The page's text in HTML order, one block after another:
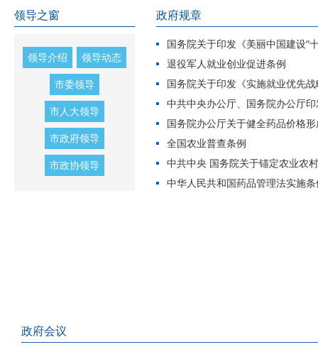
走进德令哈
领导之窗
领导介绍
领导动态
市委领导
市人大领导
市政府领导
市政协领导
政府规章
国务院关于印发《美丽中国建设“
退役军人就业创业促进条例
国务院关于印发《实施就业优先战
中共中央办公厅、国务院办公厅
国务院办公厅关于健全药品价格
全国农业普查条例
中共中央 国务院关于锚定农业农
中华人民共和国药品管理法实施
政府会议